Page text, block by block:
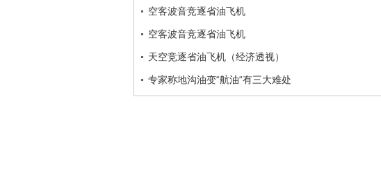
空客波音竞逐省油飞机
空客波音竞逐省油飞机
天空竞逐省油飞机（经济透视）
专家称地沟油变“航油“有三大难处